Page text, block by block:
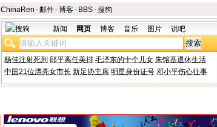
ChinaRen -邮件-博客- BBS-搜狗
新闻 网页 博客 音乐 图片 说吧
杨佳注射死刑 郎平离任美排 毛泽东的十个儿女 朱镕基退休生活
中国21位漂亮女市长 新足协主席 明星身份证号 邓小平伤心往事